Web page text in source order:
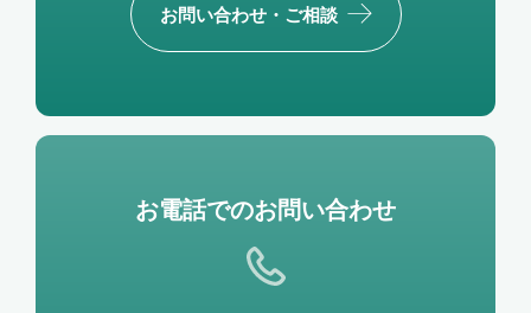
お問い合わせ・ご相談
お電話でのお問い合わせ